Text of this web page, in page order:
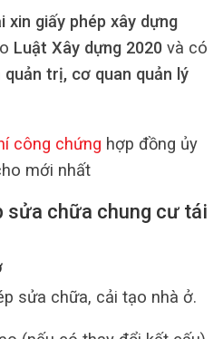
xin giấy phép xây dựng
Luật Xây dựng 2020 và có
quản trị, cơ quan quản lý
công chứng hợp đồng ủy
mới nhất
sửa chữa chung cư tái
sửa chữa, cải tạo nhà ở.